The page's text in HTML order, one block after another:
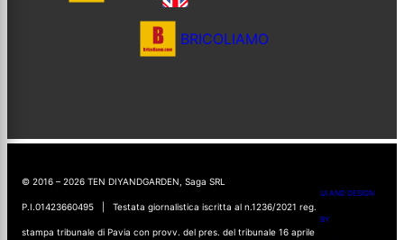
BRICOLIAMO
© 2016 – 2026 TEN DIYANDGARDEN, Saga SRL
P.I.01423660495 | Testata giornalistica iscritta al n.1236/2021 reg.
stampa tribunale di Pavia con provv. del pres. del tribunale 16 aprile
UI AND DESIGN
BY